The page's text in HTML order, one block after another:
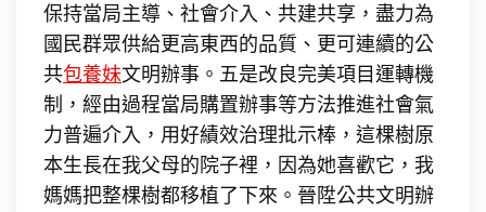
保持當局主導、社會介入、共建共享，盡力為
國民群眾供給更高東西的品質、更可連續的公
共包養妹文明辦事。五是改良完美項目運轉機
制，經由過程當局購置辦事等方法推進社會氣
力普遍介入，用好績效治理批示棒，這棵樹原
本生長在我父母的院子裡，因為她喜歡它，我
媽媽把整棵樹都移植了下來。晉陞公共文明辦